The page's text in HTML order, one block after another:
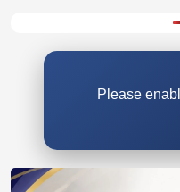
Please